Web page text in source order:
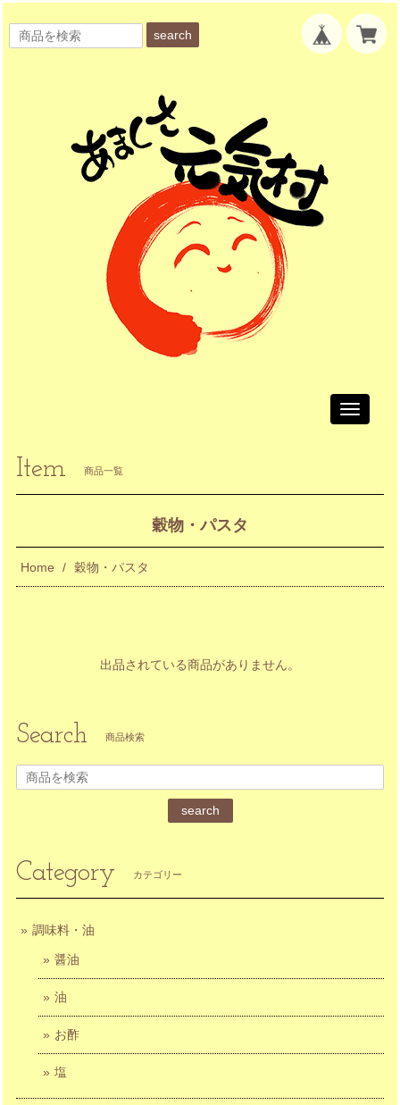
search
Toggle
Item 商品一覧
穀物・パスタ
Home 穀物・パスタ
出品されている商品がありません。
Search 商品検索
search
Category カテゴリー
調味料・油
醤油
油
お酢
塩